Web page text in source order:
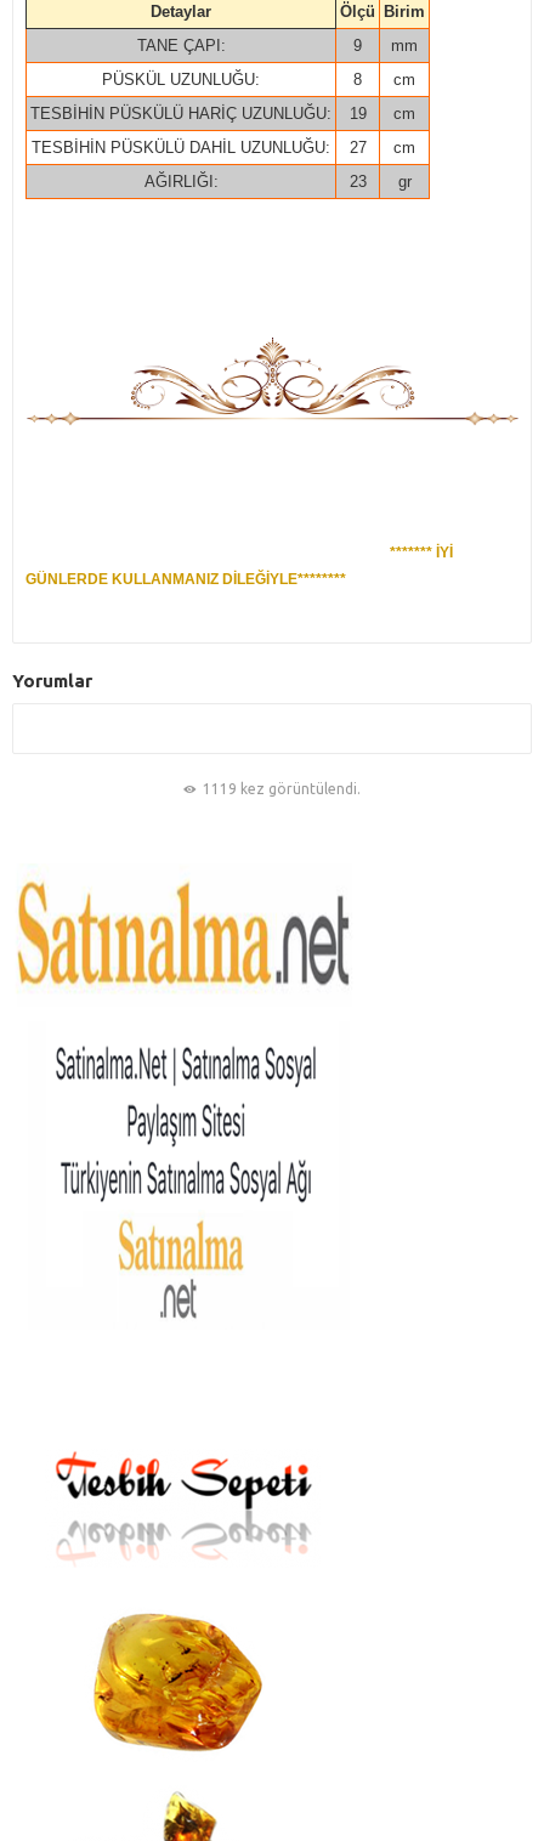
Detaylar Ölçü Birim
TANE ÇAPI:
9
mm
PÜSKÜL UZUNLUĞU:
8
cm
TESBİHİN PÜSKÜLÜ HARİÇ UZUNLUĞU:
19
cm
TESBİHİN PÜSKÜLÜ DAHİL UZUNLUĞU:
27
cm
AĞIRLIĞI:
23 gr
******* İYİ
GÜNLERDE KULLANMANIZ DİLEĞİYLE********
Yorumlar
1119 kez görüntülendi.